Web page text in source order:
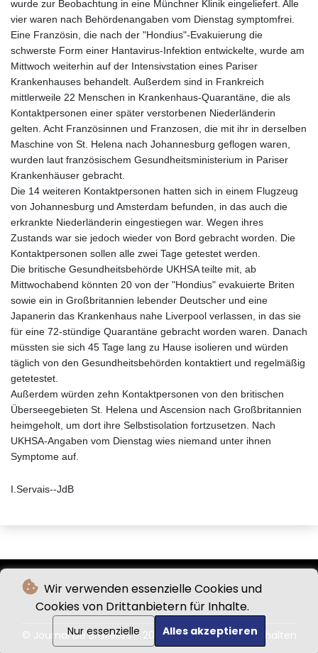
Wir verwenden essenzielle Cookies und
Cookies von Drittanbietern für Inhalte.
Nur essenzielle Alles akzeptieren
wurde zur Beobachtung in eine Münchner Klinik eingeliefert. Alle
vier waren nach Behördenangaben vom Dienstag symptomfrei.
Eine Französin, die nach der "Hondius"-Evakuierung die
schwerste Form einer Hantavirus-Infektion entwickelte, wurde am
Mittwoch weiterhin auf der Intensivstation eines Pariser
Krankenhauses behandelt. Außerdem sind in Frankreich
mittlerweile 22 Menschen in Krankenhaus-Quarantäne, die als
Kontaktpersonen einer später verstorbenen Niederländerin
gelten. Acht Französinnen und Franzosen, die mit ihr in derselben
Maschine von St. Helena nach Johannesburg geflogen waren,
wurden laut französischem Gesundheitsministerium in Pariser
Krankenhäuser gebracht.
Die 14 weiteren Kontaktpersonen hatten sich in einem Flugzeug
von Johannesburg und Amsterdam befunden, in das auch die
erkrankte Niederländerin eingestiegen war. Wegen ihres
Zustands war sie jedoch wieder von Bord gebracht worden. Die
Kontaktpersonen sollen alle zwei Tage getestet werden.
Die britische Gesundheitsbehörde UKHSA teilte mit, ab
Mittwochabend könnten 20 von der "Hondius" evakuierte Briten
sowie ein in Großbritannien lebender Deutscher und eine
Japanerin das Krankenhaus nahe Liverpool verlassen, in das sie
für eine 72-stündige Quarantäne gebracht worden waren. Danach
müssten sie sich 45 Tage lang zu Hause isolieren und würden
täglich von den Gesundheitsbehörden kontaktiert und regelmäßig
getetestet.
Außerdem würden zehn Kontaktpersonen von den britischen
Überseegebieten St. Helena und Ascension nach Großbritannien
heimgeholt, um dort ihre Selbstisolation fortzusetzen. Nach
UKHSA-Angaben vom Dienstag wies niemand unter ihnen
Symptome auf.
I.Servais--JdB
© Journal De Bruxelles - 2026 - Alle Rechte vorbehalten